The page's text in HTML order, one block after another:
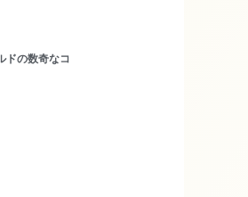
ドの数奇なコ